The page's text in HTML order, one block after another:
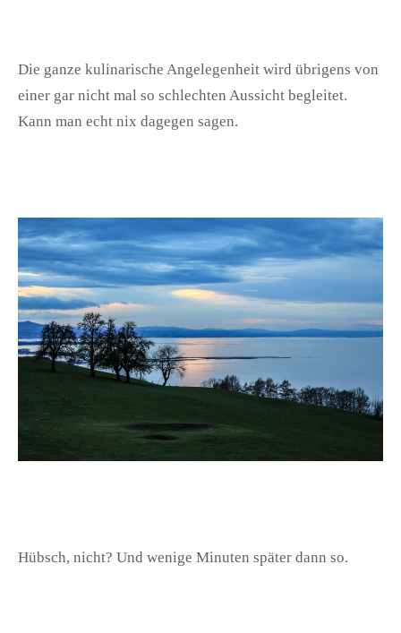
Die ganze kulinarische Angelegenheit wird übrigens von
einer gar nicht mal so schlechten Aussicht begleitet.
Kann man echt nix dagegen sagen.
Hübsch, nicht? Und wenige Minuten später dann so.